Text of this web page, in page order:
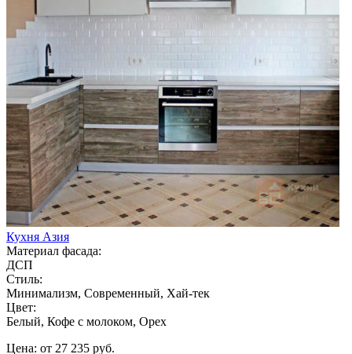
Кухня Азия
Материал фасада:
ДСП
Стиль:
Минимализм, Современный, Хай-тек
Цвет:
Белый, Кофе с молоком, Орех
Цена: от 27 235 руб.